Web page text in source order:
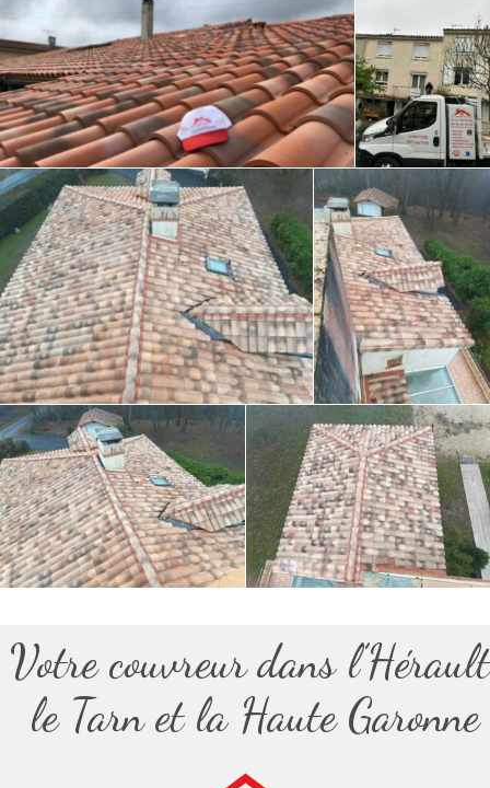
Votre couvreur dans
le Tarn et la Haute Garonne